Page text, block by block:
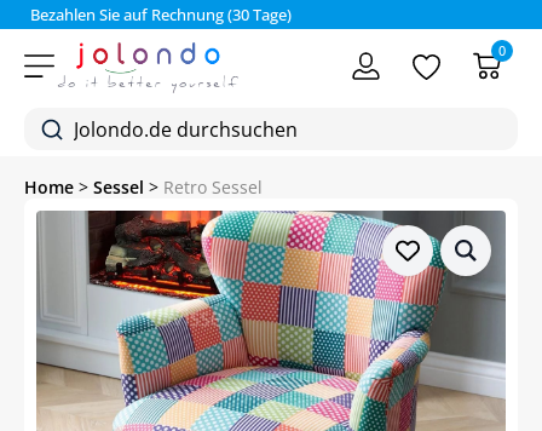
Bezahlen Sie auf Rechnung (30 Tage)
0
Home > Sessel > Retro Sessel